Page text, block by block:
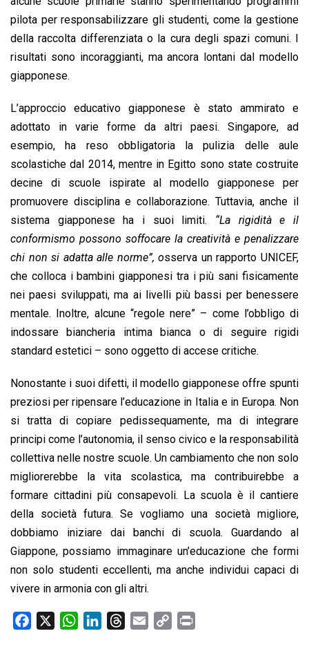
pilota per responsabilizzare gli studenti, come la gestione
della raccolta differenziata o la cura degli spazi comuni. I
risultati sono incoraggianti, ma ancora lontani dal modello
giapponese.
L’approccio educativo giapponese è stato ammirato e
adottato in varie forme da altri paesi. Singapore, ad
esempio, ha reso obbligatoria la pulizia delle aule
scolastiche dal 2014, mentre in Egitto sono state costruite
decine di scuole ispirate al modello giapponese per
promuovere disciplina e collaborazione. Tuttavia, anche il
sistema giapponese ha i suoi limiti. “La rigidità e il
conformismo possono soffocare la creatività e penalizzare
chi non si adatta alle norme”, osserva un rapporto UNICEF,
che colloca i bambini giapponesi tra i più sani fisicamente
nei paesi sviluppati, ma ai livelli più bassi per benessere
mentale. Inoltre, alcune “regole nere” – come l’obbligo di
indossare biancheria intima bianca o di seguire rigidi
standard estetici – sono oggetto di accese critiche.
Nonostante i suoi difetti, il modello giapponese offre spunti
preziosi per ripensare l’educazione in Italia e in Europa. Non
si tratta di copiare pedissequamente, ma di integrare
principi come l’autonomia, il senso civico e la responsabilità
collettiva nelle nostre scuole. Un cambiamento che non solo
migliorerebbe la vita scolastica, ma contribuirebbe a
formare cittadini più consapevoli. La scuola è il cantiere
della società futura. Se vogliamo una società migliore,
dobbiamo iniziare dai banchi di scuola. Guardando al
Giappone, possiamo immaginare un’educazione che formi
non solo studenti eccellenti, ma anche individui capaci di
vivere in armonia con gli altri.
W